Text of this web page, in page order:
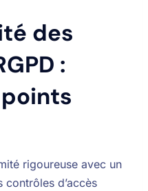
des
:
rigoureuse avec un
d’accès